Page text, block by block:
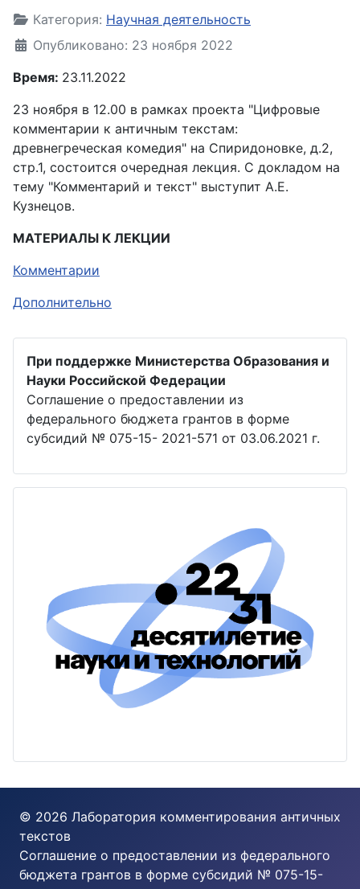
Информация о материале
Категория: Научная деятельность
Опубликовано: 23 ноября 2022
Время: 23.11.2022
23 ноября в 12.00 в рамках проекта "Цифровые
комментарии к античным текстам:
древнегреческая комедия" на Спиридоновке, д.2,
стр.1, состоится очередная лекция. С докладом на
тему "Комментарий и текст" выступит А.Е.
Кузнецов.
МАТЕРИАЛЫ К ЛЕКЦИИ
Комментарии
Дополнительно
При поддержке Министерства Образования и
Науки Российской Федерации
Соглашение о предоставлении из
федерального бюджета грантов в форме
субсидий № 075-15- 2021-571 от 03.06.2021 г.
© 2026 Лаборатория комментирования античных
текстов
Соглашение о предоставлении из федерального
бюджета грантов в форме субсидий № 075-15-